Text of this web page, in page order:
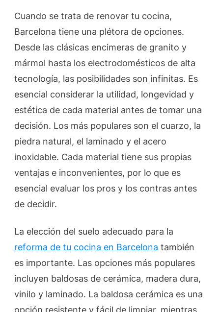
Cuando se trata de renovar tu cocina,
Barcelona tiene una plétora de opciones.
Desde las clásicas encimeras de granito y
mármol hasta los electrodomésticos de alta
tecnología, las posibilidades son infinitas. Es
esencial considerar la utilidad, longevidad y
estética de cada material antes de tomar una
decisión. Los más populares son el cuarzo, la
piedra natural, el laminado y el acero
inoxidable. Cada material tiene sus propias
ventajas e inconvenientes, por lo que es
esencial evaluar los pros y los contras antes
de decidir.
La elección del suelo adecuado para la
reforma de tu cocina en Barcelona también
es importante. Las opciones más populares
incluyen baldosas de cerámica, madera dura,
vinilo y laminado. La baldosa cerámica es una